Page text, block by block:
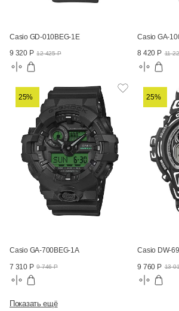
Casio GD-010BEG-1E
9 320 Р 12 425 Р
Casio GA-
8 420 Р 11
25%
Casio GA-700BEG-1A
7 310 Р 9 746 Р
25%
Casio DW-
9 760 Р 13
Показать ещё